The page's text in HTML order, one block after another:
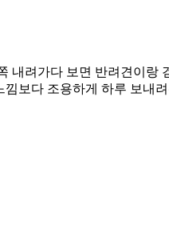
려가다 보면 반려견이랑
보다 조용하게 하루 보내